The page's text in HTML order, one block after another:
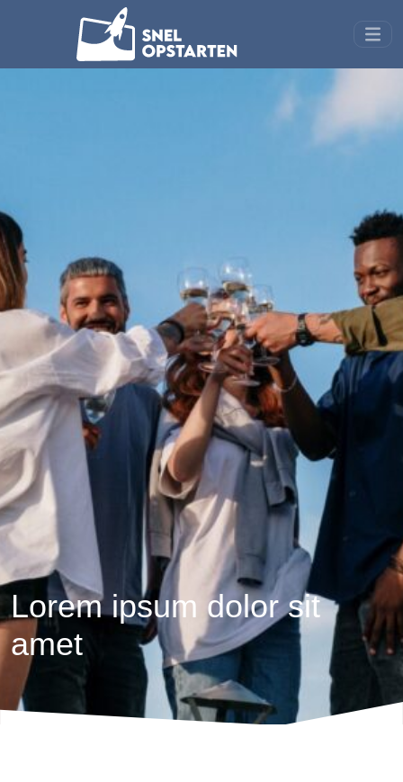
Lorem ipsum dolor sit
amet